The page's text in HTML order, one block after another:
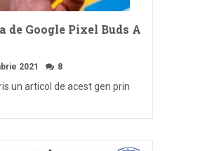
de Google Pixel Buds A
2021 8
un articol de acest gen prin